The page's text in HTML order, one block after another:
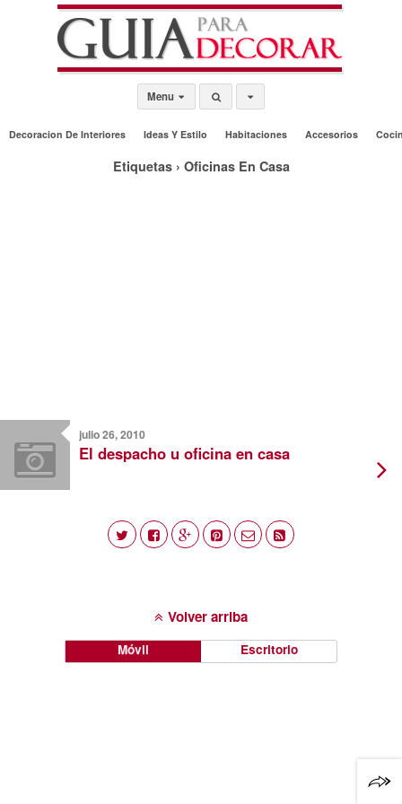
Menu
Decoracion De Interiores Ideas Y Estilo Habitaciones Accesorios
Etiquetas › Oficinas En Casa
julio 26, 2010
El despacho u oficina en casa
Volver arriba
Móvil Escritorio